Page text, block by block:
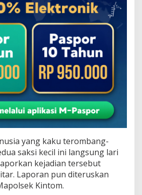
yang kaku terombang-
saksi kecil ini langsung lari
kejadian tersebut
Laporan pun diteruskan
Kintom.